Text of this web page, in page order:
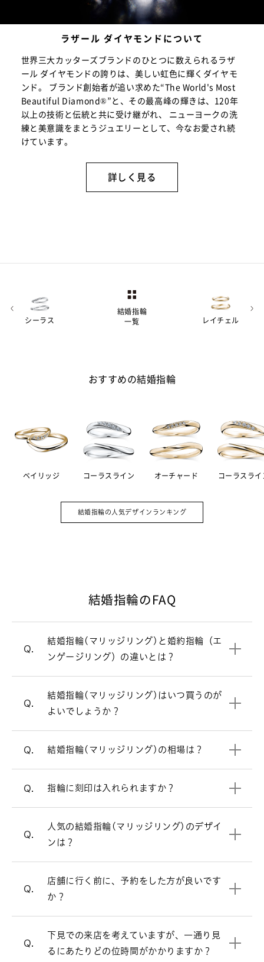
ラザール ダイヤモンドについて
世界三大カッターズブランドのひとつに数えられるラザ
ール ダイヤモンドの誇りは、美しい虹色に輝くダイヤモ
ンド。 ブランド創始者が追い求めた“The World's Most
Beautiful Diamond®”と、その最高峰の輝きは、120年
以上の技術と伝統と共に受け継がれ、 ニューヨークの洗
練と美意識をまとうジュエリーとして、今なお愛され続
けています。
詳しく見る
結婚指輪
一覧
シーラス レイチェル
おすすめの結婚指輪
ベイリッジ コーラスライン オーチャード コーラスライ
結婚指輪の人気デザインランキング
結婚指輪のFAQ
Q.
結婚指輪(マリッジリング)と婚約指輪（エ
ンゲージリング）の違いとは？
証として贈る記念品。その意味を強める
ため、ダイヤモンドをあしらったデザイ
婚約指輪（エンゲージリング） 一覧はこちら
Q.
結婚指輪(マリッジリング)はいつ買うのが
よいでしょうか？
結婚式直前は忙しくなるため、結婚指輪
月ほど前にスタートするのがおすすめで
場合はご入籍の3ヶ月前にはご準備され
ると安心です。
結婚指輪を買うタイミングについて
Q. 結婚指輪(マリッジリング)の相場は？
A.
って価格が変わります。ご要望に合わせ
てご提案させていただきます。
結婚指輪の相場について詳しく見る
Q. 指輪に刻印は入れられますか？
ト・数字などを刻印できます。（無料）
リングのオプションについて
Q.
人気の結婚指輪(マリッジリング)のデザイ
ンは？
ヤモンドではダイヤモンドをあしらった
デザインが人気です。
V字ラインの結婚指輪を見る
Q.
店舗に行く前に、予約をした方が良いです
か？
A.
いませんが、週末はお時間帯によっては
頂けるとお待たせすることなくスムーズ
にご案内させて頂きます。
Q.
下見での来店を考えていますが、一通り見
るにあたりどの位時間がかかりますか？
A.
お客様により様々ですが、ゆっくりご覧
頂きますと、だいたい1時間半～2時間く
に合わせてご案内いたします。
A.
すので、ご安心ください。
電話でのご相談も承っております。